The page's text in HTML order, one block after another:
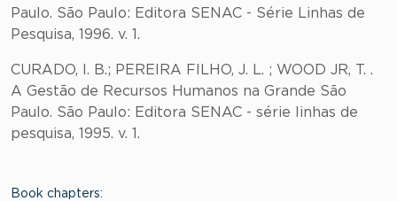
Paulo. São Paulo: Editora SENAC - Série Linhas de
Pesquisa, 1996. v. 1.
CURADO, I. B.; PEREIRA FILHO, J. L. ; WOOD JR, T. .
A Gestão de Recursos Humanos na Grande São
Paulo. São Paulo: Editora SENAC - série linhas de
pesquisa, 1995. v. 1.
Book chapters: